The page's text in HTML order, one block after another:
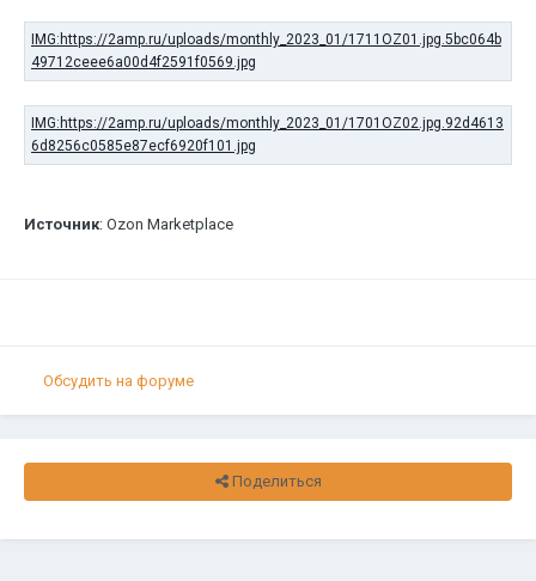
Источник: Ozon Marketplace
Обсудить на форуме
Поделиться